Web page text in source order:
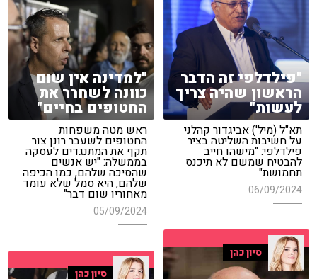
"פילדלפי זה הדבר
הראשון שהיה צריך
לעשות"
תא"ל (מיל') אביגדור קהלני
על חשיבות השליטה בציר
פילדלפי: "מישהו חייב
להבטיח שמשם לא תיכנס
תחמושת"
06/09/2024
"למדינה אין שום
כוונה לשחרר את
החטופים בחיים"
ראש מטה משפחות
החטופים לשעבר רונן צור
תקף את המתנגדים לעסקה
בממשלה: "יש אנשים
שהסיכה שלהם, כמו הכיפה
שלהם, היא סמל שלא עומד
מאחוריו שום דבר"
05/09/2024
סיון כהן
סיון כהן